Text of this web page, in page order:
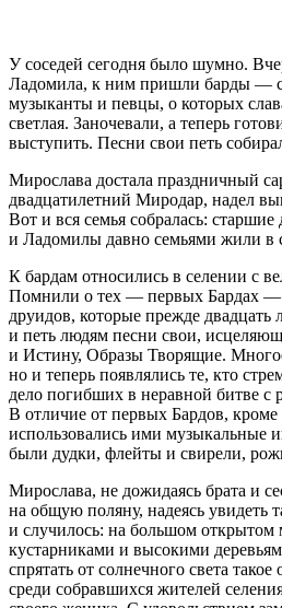
У соседей сегодня было шумно.
Ладомила, к ним пришли барды —
музыканты и певцы, о которых
светлая. Заночевали, а теперь
выступить. Песни свои петь
Мирослава достала праздничный
двадцатилетний Миродар, надел
Вот и вся семья собралась:
и Ладомилы давно семьями жили в
К бардам относились в селении с
Помнили о тех — первых Бардах —
друидов, которые прежде двадцать
и петь людям песни свои,
и Истину, Образы Творящие.
но и теперь появлялись те, кто
дело погибших в неравной битве с
В отличие от первых Бардов, кроме
использовались ими музыкальные
были дудки, флейты и свирели,
Мирослава, не дожидаясь брата и
на общую поляну, надеясь увидеть
и случилось: на большом открытом
кустарниками и высокими
спрятать от солнечного света
среди собравшихся жителей